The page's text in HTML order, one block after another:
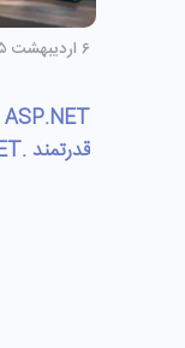
۶ اردیبهشت ۱۴۰۵
قدرتمند .NET برای توسعه وب